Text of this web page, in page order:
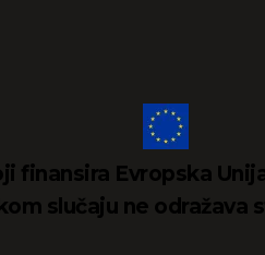
finansira Evropska
slučaju ne odražava